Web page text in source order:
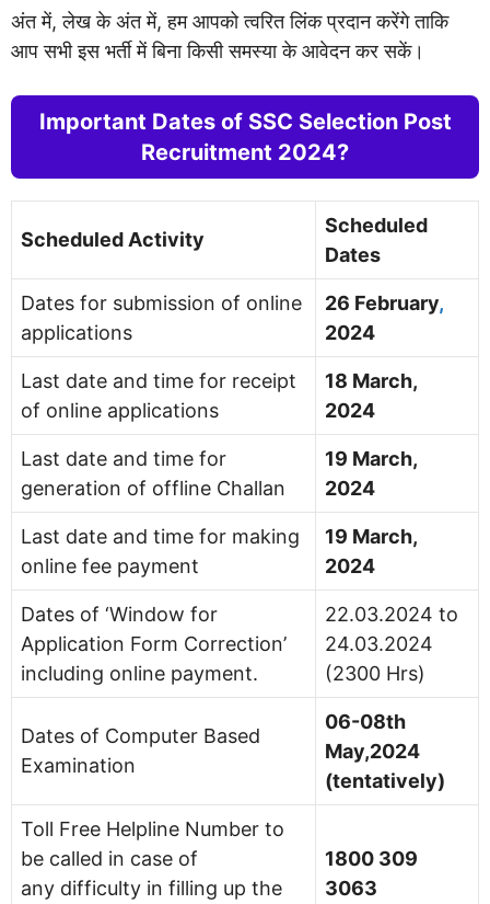
अंत में, लेख के अंत में, हम आपको त्वरित लिंक प्रदान करेंगे ताकि
आप सभी इस भर्ती में बिना किसी समस्या के आवेदन कर सकें।
Important Dates of SSC Selection Post
Recruitment 2024?
Scheduled Activity
Scheduled
Dates
Dates for submission of online
applications
26 February,
2024
Last date and time for receipt
of online applications
18 March,
2024
Last date and time for
generation of offline Challan
19 March,
2024
Last date and time for making
online fee payment
19 March,
2024
Dates of ‘Window for
Application Form Correction’
including online payment.
22.03.2024 to
24.03.2024
(2300 Hrs)
Dates of Computer Based
Examination
06-08th
May,2024
(tentatively)
Toll Free Helpline Number to
be called in case of
any difficulty in filling up the
1800 309
3063